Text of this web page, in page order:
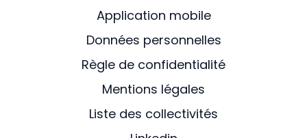
Application mobile
Données personnelles
Règle de confidentialité
Mentions légales
Liste des collectivités